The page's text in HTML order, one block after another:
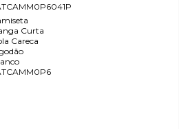
Curta
Careca